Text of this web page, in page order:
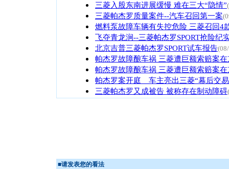
三菱入股东南进展缓慢 难在三大“隐情”
三菱帕杰罗质量案件--汽车召回第一案
燃料泵故障车辆有失控危险 三菱召回4
飞夺青龙涧--三菱帕杰罗SPORT抢险纪
北京吉普三菱帕杰罗SPORT试车报告
帕杰罗故障酿车祸 三菱遭巨额索赔案
帕杰罗故障酿车祸 三菱遭巨额索赔案
帕杰罗案开庭 车主亮出三菱“幕后交
三菱帕杰罗又成被告 被称存在制动障碍
■请发表您的看法